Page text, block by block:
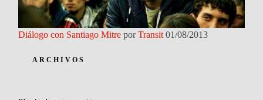
Diálogo con Santiago Mitre porTransit 01/08/2013
ARCHIVOS